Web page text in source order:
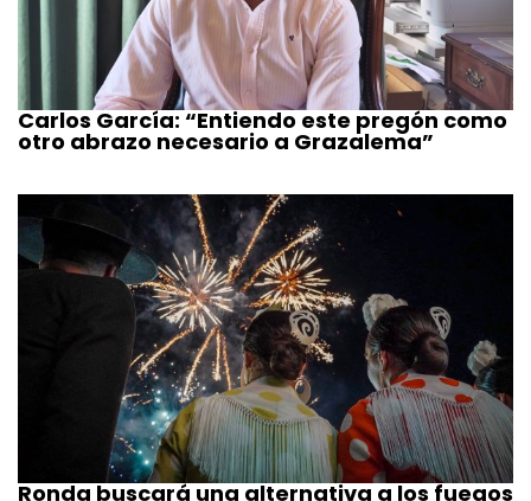
Carlos García: “Entiendo este pregón como
otro abrazo necesario a Grazalema”
Ronda buscará una alternativa a los fuegos